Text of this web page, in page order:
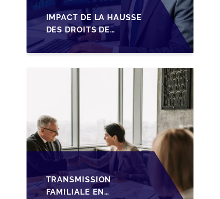
IMPACT DE LA HAUSSE
DES DROITS DE
SUCCESSION EN
WALLONIE SUR LA
TRANSMISSION
TRANSMISSION
FAMILIALE EN